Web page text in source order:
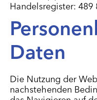
Handelsregister: 489
Daten
Die Nutzung der
nachstehenden